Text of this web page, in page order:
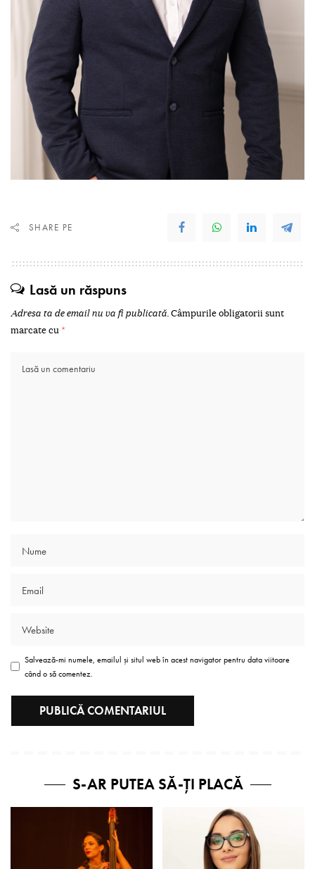
SHARE PE
Lasă un răspuns
Adresa ta de email nu va fi publicată.Câmpurile obligatorii sunt
marcate cu *
Salvează-mi numele, emailul și situl web în acest navigator pentru data viitoare
când o să comentez.
S-AR PUTEA SĂ-ȚI PLACĂ